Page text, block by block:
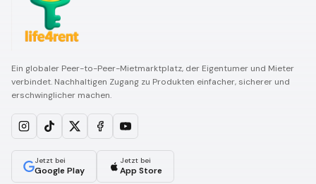
Ein globaler Peer-to-Peer-Mietmarktplatz, der Eigentumer und Mieter
verbindet. Nachhaltigen Zugang zu Produkten einfacher, sicherer und
erschwinglicher machen.
Jetzt bei
Google Play
Jetzt bei
App Store